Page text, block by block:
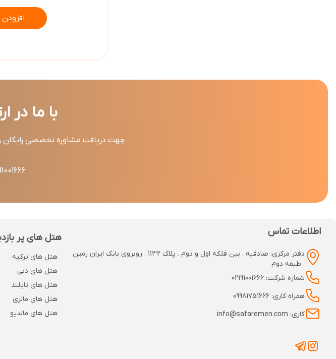
با ما در
جهت دریافت مشاوره تخصصی رایگان
اطلاعات تماس
دفتر مرکزی: صادقیه . بین فلکه اول و دوم . پلاک 1132 . روبروی بانک ایران زمین
. طبقه دوم
شماره شرکت: 02191001666
همراه کاری: 09981751666
کاری: info@safaremen.com
هتل های پر
هتل های ترکیه
هتل های دبی
هتل های تایلند
هتل های مالزی
هتل های مالدیو